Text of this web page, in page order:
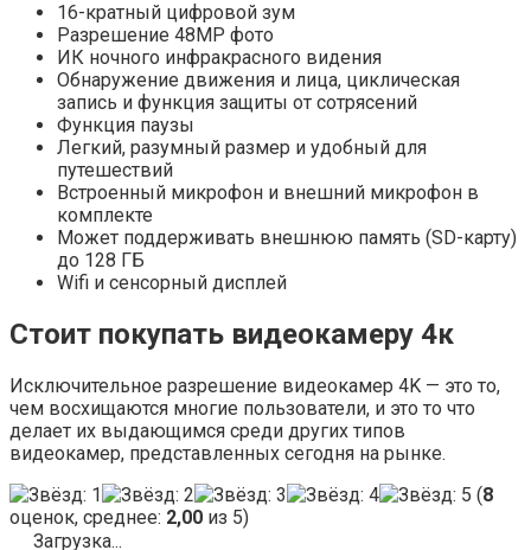
16-кратный цифровой зум
Разрешение 48MP фото
ИК ночного инфракрасного видения
Обнаружение движения и лица, циклическая
запись и функция защиты от сотрясений
Функция паузы
Легкий, разумный размер и удобный для
путешествий
Встроенный микрофон и внешний микрофон в
комплекте
Может поддерживать внешнюю память (SD-карту)
до 128 ГБ
Wifi и сенсорный дисплей
Стоит покупать видеокамеру 4к
Исключительное разрешение видеокамер 4K — это то,
чем восхищаются многие пользователи, и это то что
делает их выдающимся среди других типов
видеокамер, представленных сегодня на рынке.
(8
оценок, среднее: 2,00 из 5)
Загрузка...